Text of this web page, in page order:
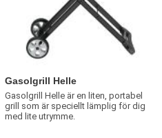
Gasolgrill Helle
Gasolgrill Helle är en liten, portabel
grill som är speciellt lämplig för dig
med lite utrymme.